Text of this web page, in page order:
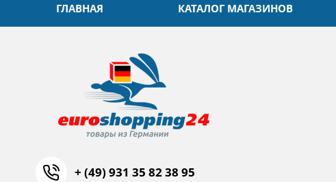
ГЛАВНАЯ КАТАЛОГ МАГАЗИНОВ
+ (49) 931 35 82 38 95